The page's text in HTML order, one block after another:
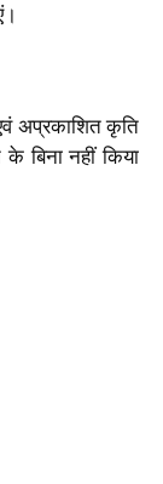
अप्रकाशित कृति
बिना नहीं किया